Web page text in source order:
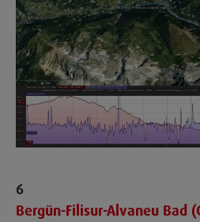
6
Bergün-Filisur-Alvaneu Bad